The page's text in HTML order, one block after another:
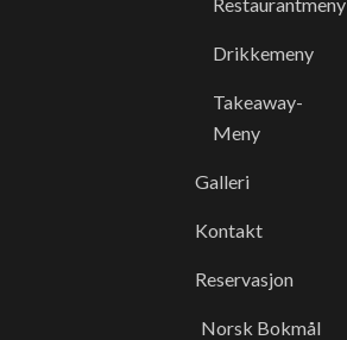
Drikkemeny
Takeaway-
Meny
Galleri
Kontakt
Reservasjon
Norsk Bokmål